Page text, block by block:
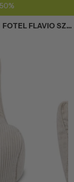
FOTEL FLAVIO SZTRUKS